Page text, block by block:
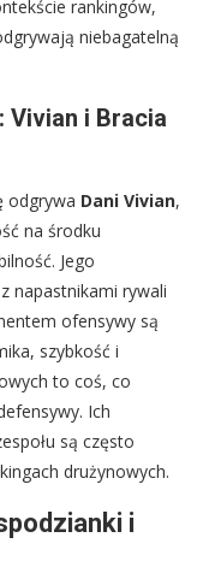
rankingów,
niebagatelną
Vivian i Bracia
odgrywa Dani Vivian,
na środku
Jego
napastnikami rywali
ofensywy są
szybkość i
to coś, co
Ich
są często
drużynowych.
i